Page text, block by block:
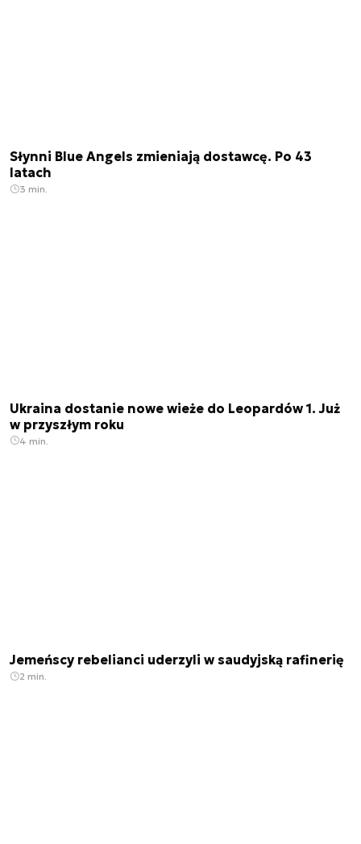
Słynni Blue Angels zmieniają dostawcę. Po 43
latach
3 min.
Ukraina dostanie nowe wieże do Leopardów 1. Już
w przyszłym roku
4 min.
Jemeńscy rebelianci uderzyli w saudyjską rafinerię
2 min.